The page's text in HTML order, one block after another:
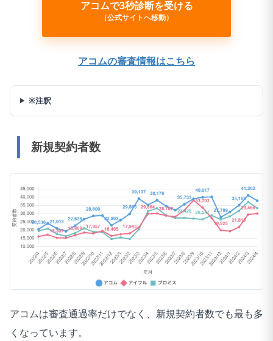
アコムで3秒診断を受ける
（公式サイトへ移動）
アコムの審査情報はこちら
※注釈
新規契約者数
アコムは審査通過率だけでなく、新規契約者数でも最も多
くなっています。